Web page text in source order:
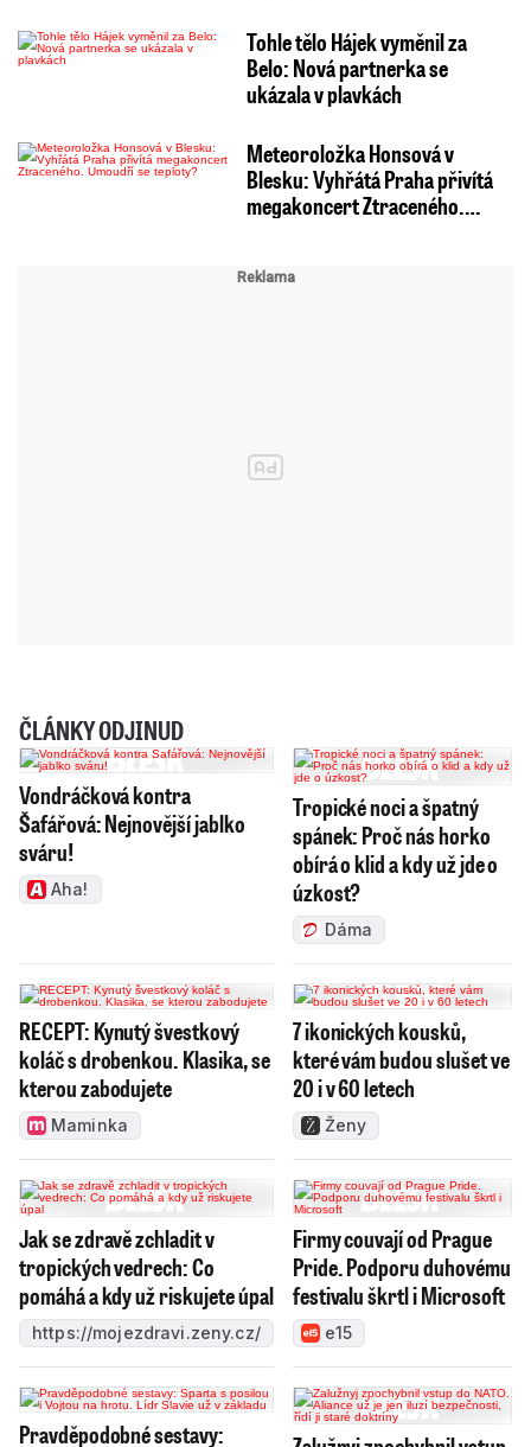
Tohle tělo Hájek vyměnil za
Belo: Nová partnerka se
ukázala v plavkách
Meteoroložka Honsová v
Blesku: Vyhřátá Praha přivítá
megakoncert Ztraceného.…
ČLÁNKY ODJINUD
Vondráčková kontra
Šafářová: Nejnovější jablko
sváru!
Aha!
Tropické noci a špatný
spánek: Proč nás horko
obírá o klid a kdy už jde o
úzkost?
Dáma
RECEPT: Kynutý švestkový
koláč s drobenkou. Klasika, se
kterou zabodujete
Maminka
7 ikonických kousků,
které vám budou slušet ve
20 i v 60 letech
Ženy
Jak se zdravě zchladit v
tropických vedrech: Co
pomáhá a kdy už riskujete úpal
https://mojezdravi.zeny.cz/
Firmy couvají od Prague
Pride. Podporu duhovému
festivalu škrtl i Microsoft
e15
Pravděpodobné sestavy: